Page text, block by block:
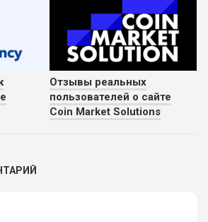
Отзывы реальных
пользователей о сайте
Coin Market Solutions